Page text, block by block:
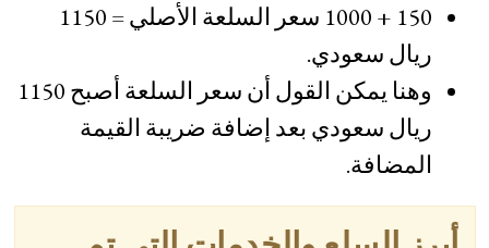
150 + 1000 سعر السلعة الأصلي = 1150
ريال سعودي.
وهنا يمكن القول أن سعر السلعة أصبح 1150
ريال سعودي بعد إضافة ضريبة القيمة
المضافة.